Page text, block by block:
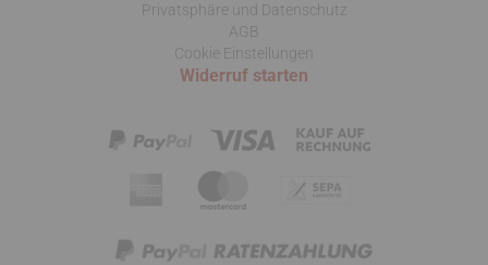
Privatsphäre und Datenschutz
AGB
Cookie Einstellungen
Widerruf starten